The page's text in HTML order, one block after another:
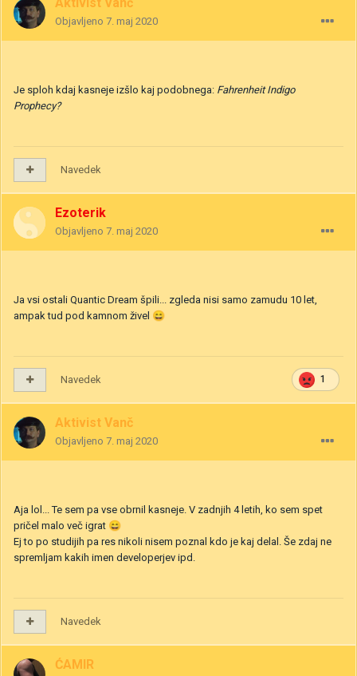
Aktivist Vanč
Objavljeno 7. maj 2020
Je sploh kdaj kasneje izšlo kaj podobnega: Fahrenheit Indigo
Prophecy?
Navedek
Ezoterik
Objavljeno 7. maj 2020
Ja vsi ostali Quantic Dream špili... zgleda nisi samo zamudu 10 let,
ampak tud pod kamnom živel 😄
1
Navedek
Aktivist Vanč
Objavljeno 7. maj 2020
Aja lol... Te sem pa vse obrnil kasneje. V zadnjih 4 letih, ko sem spet
pričel malo več igrat 😄
Ej to po studijih pa res nikoli nisem poznal kdo je kaj delal. Še zdaj ne
spremljam kakih imen developerjev ipd.
Navedek
ĆAMIR